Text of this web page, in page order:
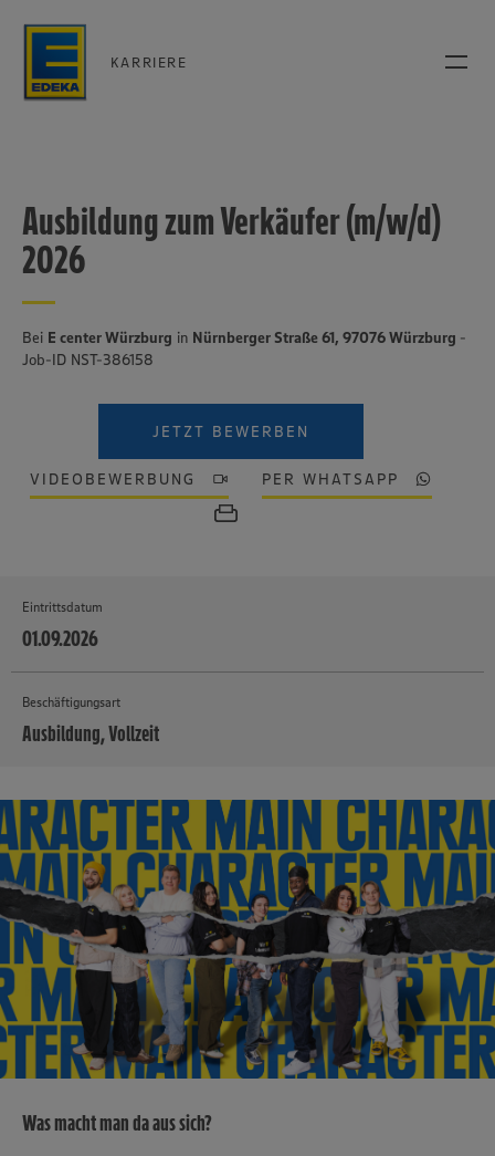
KARRIERE
Ausbildung zum Verkäufer (m/w/d)
2026
Bei E center Würzburg in Nürnberger Straße 61, 97076 Würzburg -
Job-ID NST-386158
JETZT BEWERBEN
VIDEOBEWERBUNG PER WHATSAPP
Eintrittsdatum
01.09.2026
Beschäftigungsart
Ausbildung, Vollzeit
Was macht man da aus sich?